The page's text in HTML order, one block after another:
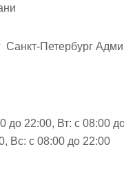
Санкт-Петербург
до 22:00, Вт: с 08:00
Вс: с 08:00 до 22:00